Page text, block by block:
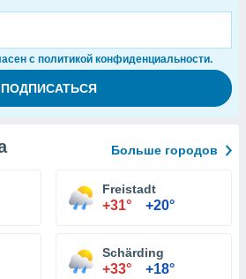
с политикой конфиденциальности.
Больше городов
Freistadt
+31° +20°
Schärding
+33° +18°